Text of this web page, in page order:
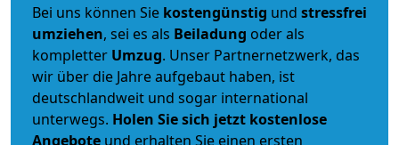
Bei uns können Sie kostengünstig und stressfrei
umziehen, sei es als Beiladung oder als
kompletter Umzug. Unser Partnernetzwerk, das
wir über die Jahre aufgebaut haben, ist
deutschlandweit und sogar international
unterwegs. Holen Sie sich jetzt kostenlose
Angebote und erhalten Sie einen ersten